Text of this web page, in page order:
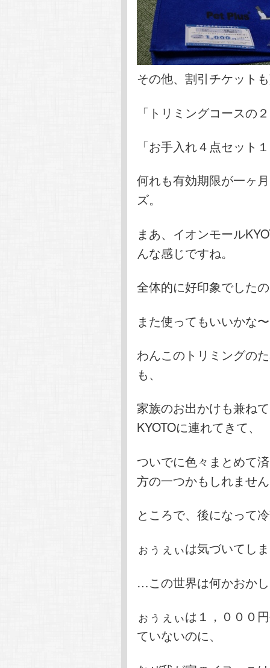
その他、割引チケット
「トリミングコースの
「お手入れ４点セット
何れも有効期限が一ヶ
ズ。
まあ、イオンモール
んな感じですね。
全体的に好印象でした
また使ってもいいかな
わんこのトリミングの
も、
家族のお出かけも兼ね
KYOTOに連れてきて、
ついでに色々まとめて
方の一つかもしれませ
ところで、後になって
ぉぅぇぃは気づいてし
…この世界は何かおか
ぉぅぇぃは１，０００
ていないのに、